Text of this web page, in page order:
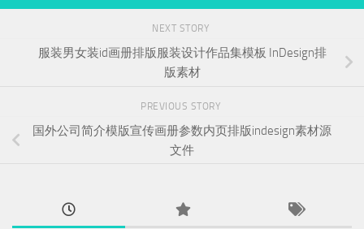
NEXT STORY
服装男女装id画册排版服装设计作品集模板 InDesign排
版素材
PREVIOUS STORY
国外公司简介模版宣传画册参数内页排版indesign素材源
文件